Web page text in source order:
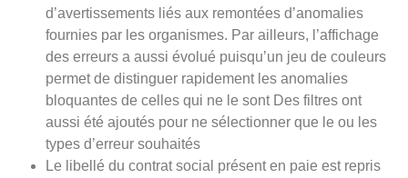
d’avertissements liés aux remontées d’anomalies
fournies par les organismes. Par ailleurs, l’affichage
des erreurs a aussi évolué puisqu’un jeu de couleurs
permet de distinguer rapidement les anomalies
bloquantes de celles qui ne le sont Des filtres ont
aussi été ajoutés pour ne sélectionner que le ou les
types d’erreur souhaités
Le libellé du contrat social présent en paie est repris